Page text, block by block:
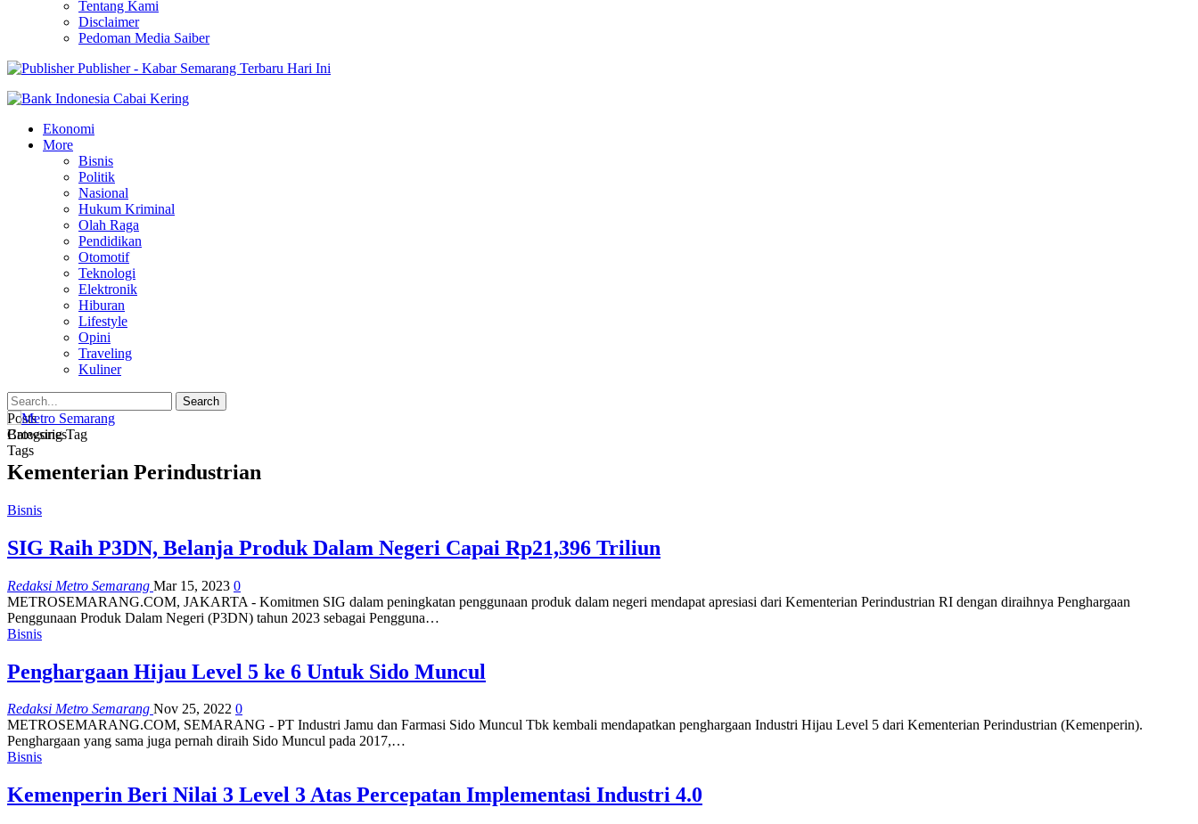
Tentang Kami
Disclaimer
Pedoman Media Saiber
Publisher - Kabar Semarang Terbaru Hari Ini
Ekonomi
More
Bisnis
Politik
Nasional
Hukum Kriminal
Olah Raga
Pendidikan
Otomotif
Teknologi
Elektronik
Hiburan
Lifestyle
Opini
Traveling
Kuliner
Posts
Categories
Tags
Browsing Tag
Kementerian Perindustrian
Bisnis
SIG Raih P3DN, Belanja Produk Dalam Negeri Capai Rp21,396 Triliun
Redaksi Metro Semarang Mar 15, 2023 0
METROSEMARANG.COM, JAKARTA - Komitmen SIG dalam peningkatan penggunaan produk dalam negeri mendapat apresiasi dari Kementerian Perindustrian RI dengan diraihnya Penghargaan
Penggunaan Produk Dalam Negeri (P3DN) tahun 2023 sebagai Pengguna…
Bisnis
Penghargaan Hijau Level 5 ke 6 Untuk Sido Muncul
Redaksi Metro Semarang Nov 25, 2022 0
METROSEMARANG.COM, SEMARANG - PT Industri Jamu dan Farmasi Sido Muncul Tbk kembali mendapatkan penghargaan Industri Hijau Level 5 dari Kementerian Perindustrian (Kemenperin).
Penghargaan yang sama juga pernah diraih Sido Muncul pada 2017,…
Bisnis
Kemenperin Beri Nilai 3 Level 3 Atas Percepatan Implementasi Industri 4.0